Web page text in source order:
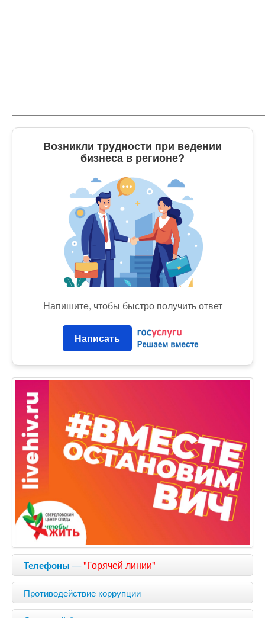
Возникли трудности при ведении
бизнеса в регионе?
Напишите, чтобы быстро получить ответ
Написать
Телефоны —"Горячей линии"
Противодействие коррупции